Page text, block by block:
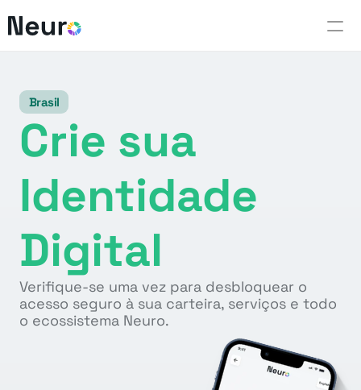
Neuro Technology
Access
Brasil
Crie sua
Identidade
Digital
Verifique-se uma vez para desbloquear o
acesso seguro à sua carteira, serviços e todo
o ecossistema Neuro.